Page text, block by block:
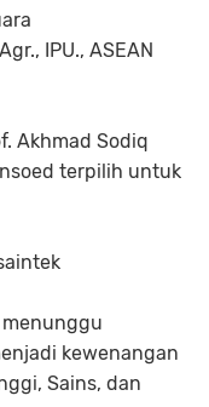
IPU., ASEAN
Akhmad Sodiq
terpilih untuk
kewenangan
Sains, dan